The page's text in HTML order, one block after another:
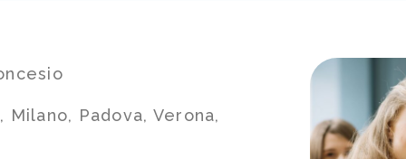
Padova, Verona,